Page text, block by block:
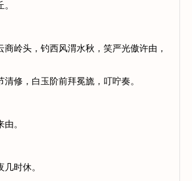
岭头，钓西风渭水秋，笑严光傲许由，
修，白玉阶前拜冕旒，叮咛奏。
。
时休。